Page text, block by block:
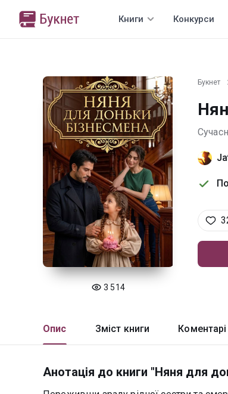
Книги Конкурси
3 514
Букнет
Опис Зміст книги Коментарі
Анотація до книги "Няня для